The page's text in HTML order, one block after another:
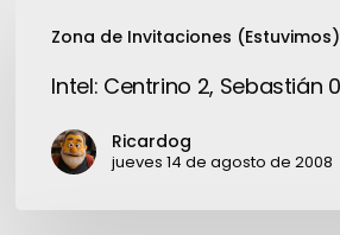
Zona de Invitaciones (Estuvimos)
Centrino
Sebastián
Intel: Centrino 2, Sebastián 0
Ricardog
jueves 14 de agosto de 2008